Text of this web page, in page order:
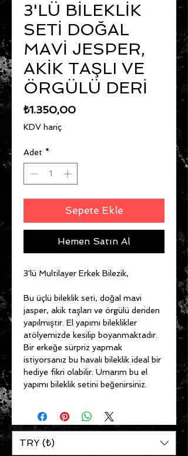
3'LÜ BİLEKLİK
SETİ DOĞAL
MAVİ JESPER,
AKİK TAŞLI VE
ÖRGÜLÜ DERİ
₺1.350,00Fiyat
KDV hariç
Adet *
Sepete Ekle
Hemen Satın Al
3'lü Multilayer Erkek Bilezik,
Bu üçlü bileklik seti, doğal mavi
jasper, akik taşları ve örgülü deriden
yapılmıştır. El yapımı bileklikler
atölyemizde kesilip boyanmaktadır.
Bir erkeğe sürpriz yapmak
istiyorsanız bu havalı bileklik ideal bir
hediye fikri olabilir. Umarım bu el
yapımı bileklik setini beğenirsiniz.
TRY (₺)